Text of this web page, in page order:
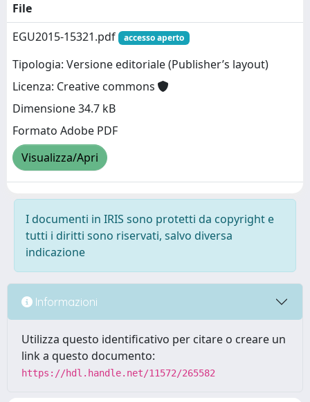
File
EGU2015-15321.pdf
accesso aperto
Tipologia: Versione editoriale (Publisher’s layout)
Licenza: Creative commons
Dimensione 34.7 kB
Formato Adobe PDF
Visualizza/Apri
I documenti in IRIS sono protetti da copyright e
tutti i diritti sono riservati, salvo diversa
indicazione
Informazioni
Utilizza questo identificativo per citare o creare un
link a questo documento:
https://hdl.handle.net/11572/265582